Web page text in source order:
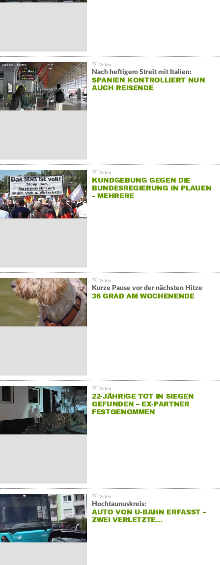
Nach heftigem Streit mit Italien:
SPANIEN KONTROLLIERT NUN
AUCH REISENDE
KUNDGEBUNG GEGEN DIE
BUNDESREGIERUNG IN PLAUEN
– MEHRERE
Kurze Pause vor der nächsten Hitze
36 GRAD AM WOCHENENDE
22-JÄHRIGE TOT IN SIEGEN
GEFUNDEN – EX-PARTNER
FESTGENOMMEN
Hochtaunuskreis:
AUTO VON U-BAHN ERFASST –
ZWEI VERLETZTE…